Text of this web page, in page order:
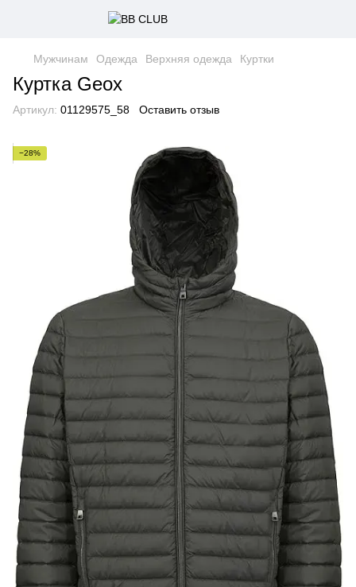
Мужчинам Одежда Верхняя одежда Куртки
Куртка Geox
Артикул: 01129575_58 Оставить отзыв
−28%